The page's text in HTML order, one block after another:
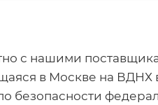
с нашими
в Москве на ВДНХ
безопасности